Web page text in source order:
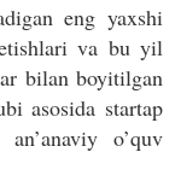
eng yaxshi
va bu yil
bilan boyitilgan
asosida startap
o’quv